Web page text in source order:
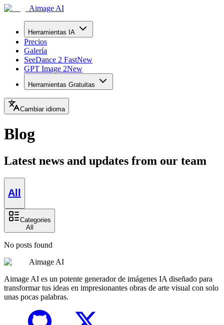
Aimage AI
Herramientas IA
Precios
Galería
SeeDance 2 FastNew
GPT Image 2New
Herramientas Gratuitas
Cambiar idioma
Blog
Latest news and updates from our team
All
Categories
All
No posts found
Aimage AI
Aimage AI es un potente generador de imágenes IA diseñado para
transformar tus ideas en impresionantes obras de arte visual con solo
unas pocas palabras.